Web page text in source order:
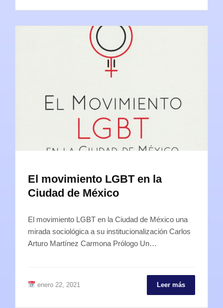
El movimiento LGBT en la
Ciudad de México
El movimiento LGBT en la Ciudad de México una
mirada sociológica a su institucionalización Carlos
Arturo Martínez Carmona Prólogo Un…
enero 22, 2021 Leer más